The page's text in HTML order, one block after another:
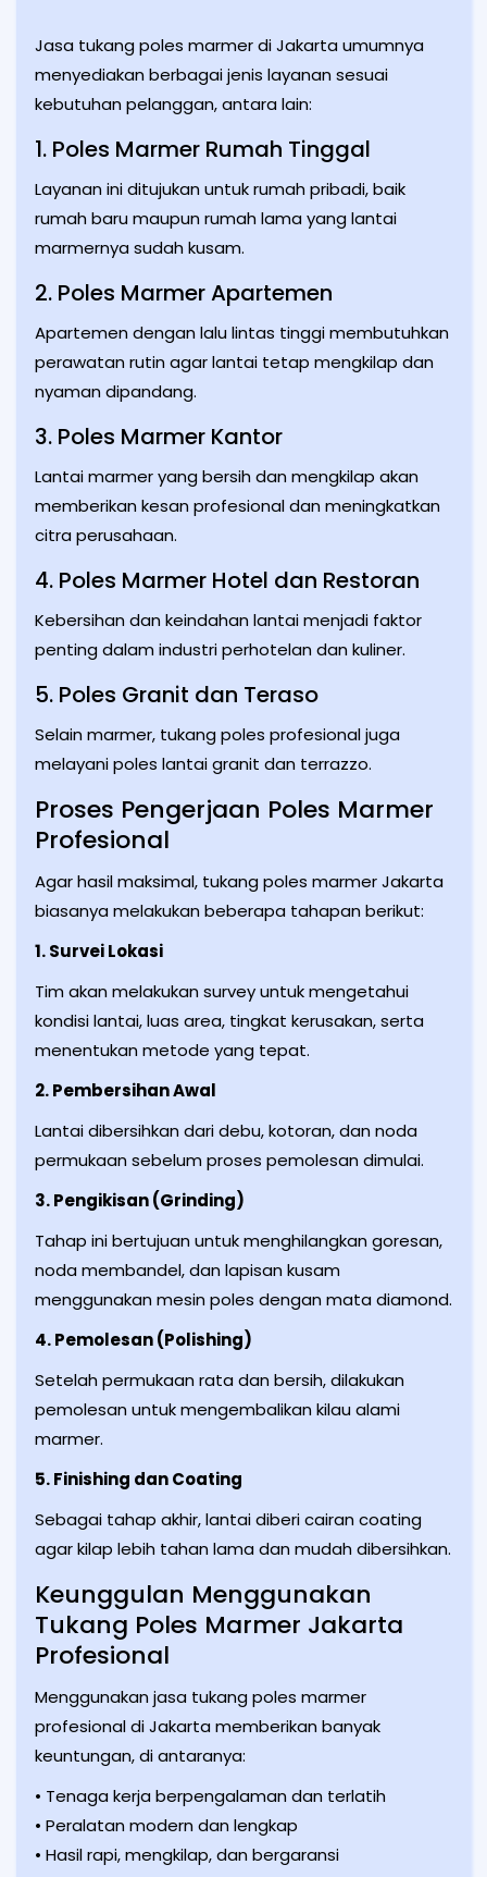
Jasa tukang poles marmer di Jakarta umumnya
menyediakan berbagai jenis layanan sesuai
kebutuhan pelanggan, antara lain:
1. Poles Marmer Rumah Tinggal
Layanan ini ditujukan untuk rumah pribadi, baik
rumah baru maupun rumah lama yang lantai
marmernya sudah kusam.
2. Poles Marmer Apartemen
Apartemen dengan lalu lintas tinggi membutuhkan
perawatan rutin agar lantai tetap mengkilap dan
nyaman dipandang.
3. Poles Marmer Kantor
Lantai marmer yang bersih dan mengkilap akan
memberikan kesan profesional dan meningkatkan
citra perusahaan.
4. Poles Marmer Hotel dan Restoran
Kebersihan dan keindahan lantai menjadi faktor
penting dalam industri perhotelan dan kuliner.
5. Poles Granit dan Teraso
Selain marmer, tukang poles profesional juga
melayani poles lantai granit dan terrazzo.
Proses Pengerjaan Poles Marmer
Profesional
Agar hasil maksimal, tukang poles marmer Jakarta
biasanya melakukan beberapa tahapan berikut:
1. Survei Lokasi
Tim akan melakukan survey untuk mengetahui
kondisi lantai, luas area, tingkat kerusakan, serta
menentukan metode yang tepat.
2. Pembersihan Awal
Lantai dibersihkan dari debu, kotoran, dan noda
permukaan sebelum proses pemolesan dimulai.
3. Pengikisan (Grinding)
Tahap ini bertujuan untuk menghilangkan goresan,
noda membandel, dan lapisan kusam
menggunakan mesin poles dengan mata diamond.
4. Pemolesan (Polishing)
Setelah permukaan rata dan bersih, dilakukan
pemolesan untuk mengembalikan kilau alami
marmer.
5. Finishing dan Coating
Sebagai tahap akhir, lantai diberi cairan coating
agar kilap lebih tahan lama dan mudah dibersihkan.
Keunggulan Menggunakan
Tukang Poles Marmer Jakarta
Profesional
Menggunakan jasa tukang poles marmer
profesional di Jakarta memberikan banyak
keuntungan, di antaranya:
• Tenaga kerja berpengalaman dan terlatih
• Peralatan modern dan lengkap
• Hasil rapi, mengkilap, dan bergaransi